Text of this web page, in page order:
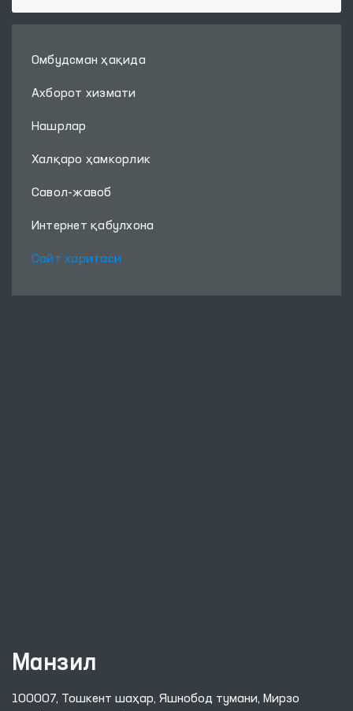
Омбудсман ҳақида
Ахборот хизмати
Нашрлар
Халқаро ҳамкорлик
Савол-жавоб
Интернет қабулхона
Сайт харитаси
Манзил
100007, Тошкент шаҳар, Яшнобод тумани, Мирзо